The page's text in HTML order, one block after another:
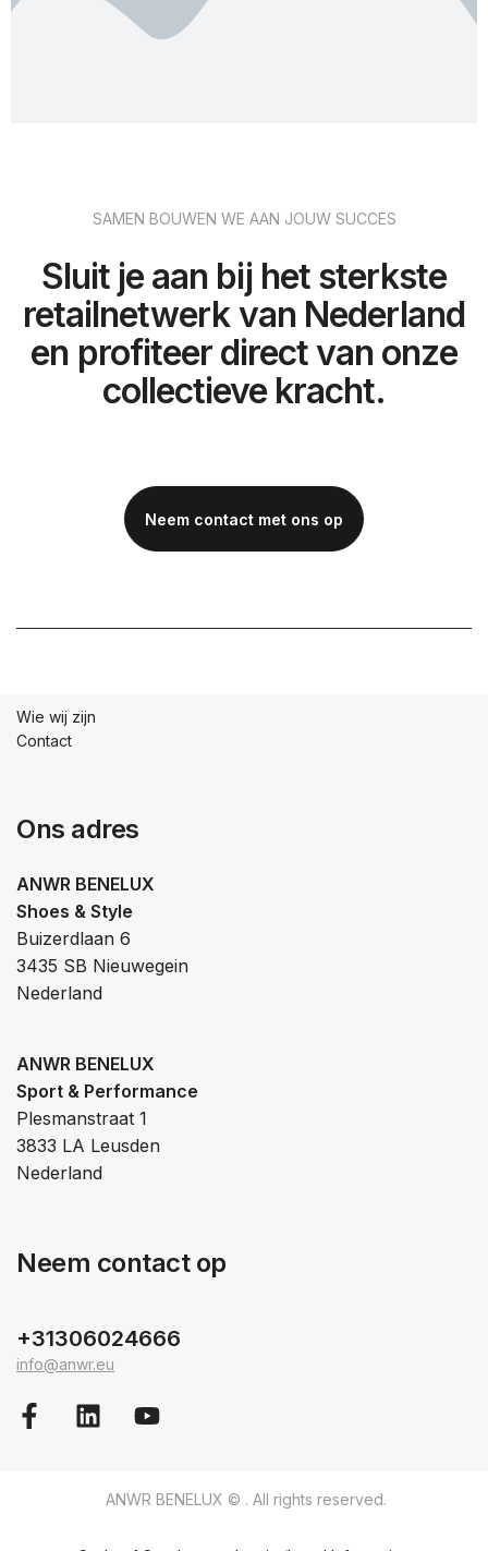
SAMEN BOUWEN WE AAN JOUW SUCCES
Sluit je aan bij het sterkste
retailnetwerk van Nederland
en profiteer direct van onze
collectieve kracht.
Neem contact met ons op
Wie wij zijn
Contact
Ons adres
ANWR BENELUX
Shoes & Style
Buizerdlaan 6
3435 SB Nieuwegein
Nederland
ANWR BENELUX
Sport & Performance
Plesmanstraat 1
3833 LA Leusden
Nederland
Neem contact op
+31306024666
info@anwr.eu
ANWR BENELUX © . All rights reserved.